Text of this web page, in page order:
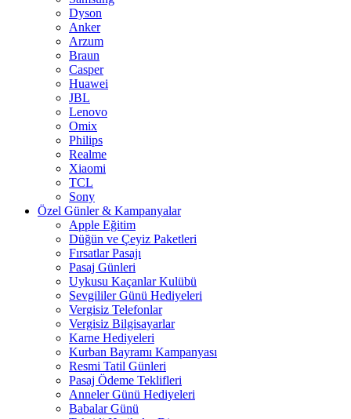
Dyson
Anker
Arzum
Braun
Casper
Huawei
JBL
Lenovo
Omix
Philips
Realme
Xiaomi
TCL
Sony
Özel Günler & Kampanyalar
Apple Eğitim
Düğün ve Çeyiz Paketleri
Fırsatlar Pasajı
Pasaj Günleri
Uykusu Kaçanlar Kulübü
Sevgililer Günü Hediyeleri
Vergisiz Telefonlar
Vergisiz Bilgisayarlar
Karne Hediyeleri
Kurban Bayramı Kampanyası
Resmi Tatil Günleri
Pasaj Ödeme Teklifleri
Anneler Günü Hediyeleri
Babalar Günü